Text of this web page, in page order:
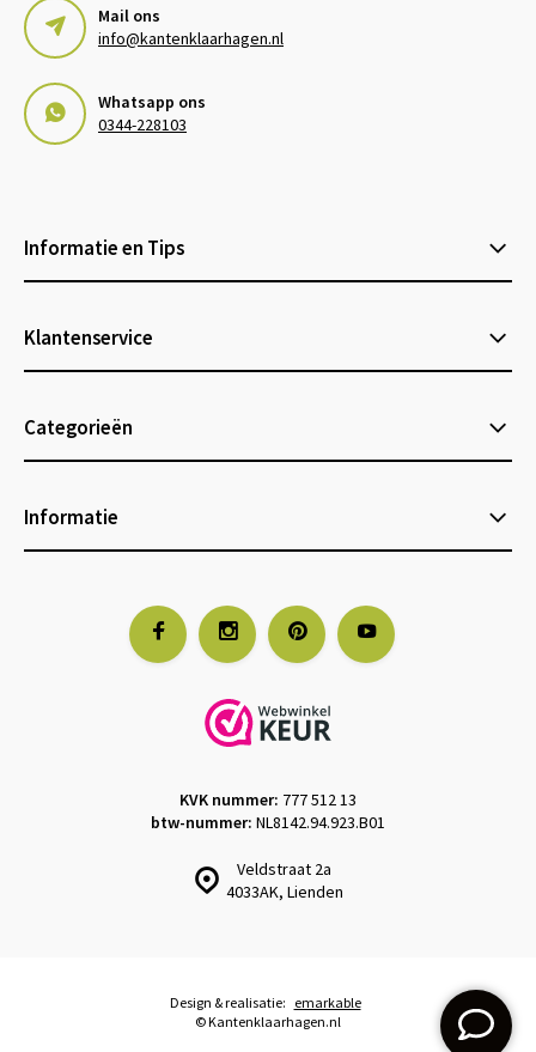
Mail ons
info@kantenklaarhagen.nl
Whatsapp ons
0344-228103
Informatie en Tips
Klantenservice
Categorieën
Informatie
Veldstraat 2a
4033AK, Lienden
KVK nummer: 777 512 13
btw-nummer: NL8142.94.923.B01
© Kantenklaarhagen.nl
Design & realisatie: emarkable